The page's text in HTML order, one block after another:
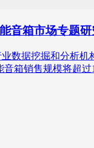
音箱市场专题
据挖掘和分析机
音箱销售规模将超过